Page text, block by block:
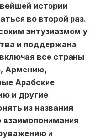
истории
во второй раз.
энтузиазмом у
и поддержана
все страны
Армению,
Арабские
и другие
из названия
взаимопонимания
и